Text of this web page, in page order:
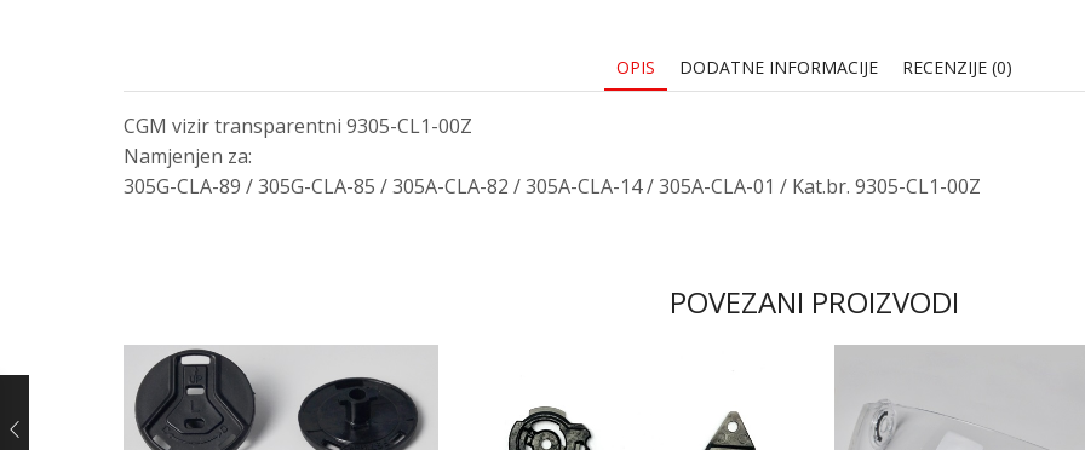
OPIS DODATNE INFORMACIJE RECENZIJE (0)
CGM vizir transparentni 9305-CL1-00Z
Namjenjen za:
305G-CLA-89 / 305G-CLA-85 / 305A-CLA-82 / 305A-CLA-14 / 305A-CLA-01 / Kat.br. 9305-CL1-00Z
POVEZANI PROIZVODI